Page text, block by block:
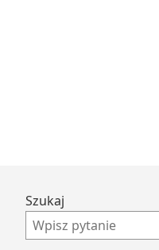
Przejdź
do
stopki
Szukaj